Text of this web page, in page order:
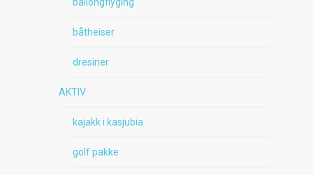
båtheiser
dresiner
AKTIV
kajakk i kasjubia
golf pakke